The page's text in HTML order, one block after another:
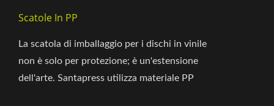
Scatole In PP
La scatola di imballaggio per i dischi in vinile
non è solo per protezione; è un'estensione
dell'arte. Santapress utilizza materiale PP